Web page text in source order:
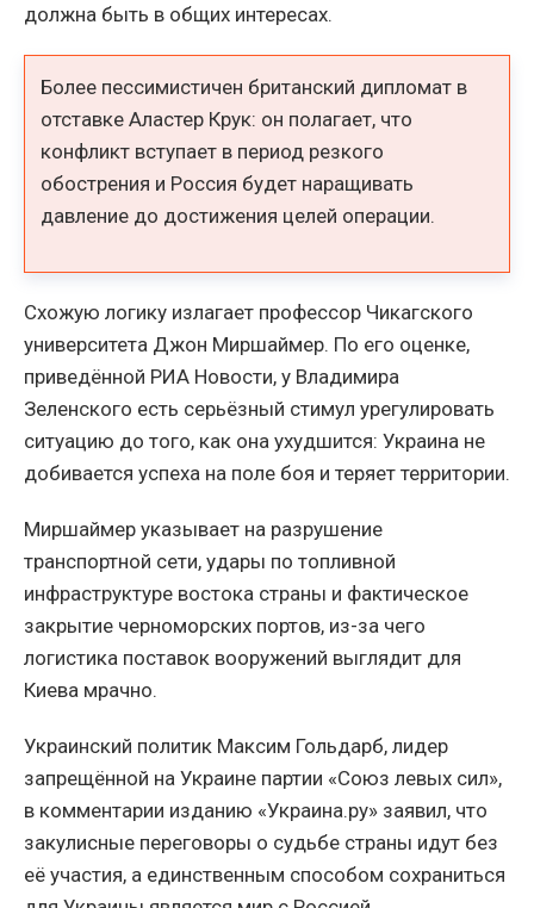
должна быть в общих интересах.
Более пессимистичен британский дипломат в
отставке Аластер Крук: он полагает, что
конфликт вступает в период резкого
обострения и Россия будет наращивать
давление до достижения целей операции.
Схожую логику излагает профессор Чикагского
университета Джон Миршаймер. По его оценке,
приведённой РИА Новости, у Владимира
Зеленского есть серьёзный стимул урегулировать
ситуацию до того, как она ухудшится: Украина не
добивается успеха на поле боя и теряет территории.
Миршаймер указывает на разрушение
транспортной сети, удары по топливной
инфраструктуре востока страны и фактическое
закрытие черноморских портов, из-за чего
логистика поставок вооружений выглядит для
Киева мрачно.
Украинский политик Максим Гольдарб, лидер
запрещённой на Украине партии «Союз левых сил»,
в комментарии изданию «Украина.ру» заявил, что
закулисные переговоры о судьбе страны идут без
её участия, а единственным способом сохраниться